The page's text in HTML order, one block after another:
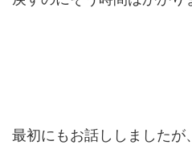
最初にもお話ししました